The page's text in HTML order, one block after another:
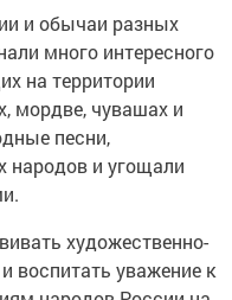
и обычаи разных
много интересного
на территории
мордве, чувашах и
песни,
народов и угощали
художественно-
воспитать уважение к